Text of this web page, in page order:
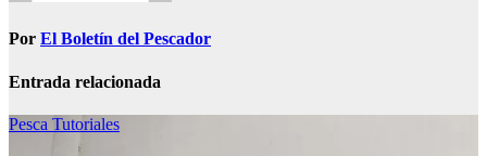
Por El Boletín del Pescador
Entrada relacionada
Pesca Tutoriales